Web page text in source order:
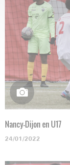
Nancy-Dijon en U17
24/01/2022